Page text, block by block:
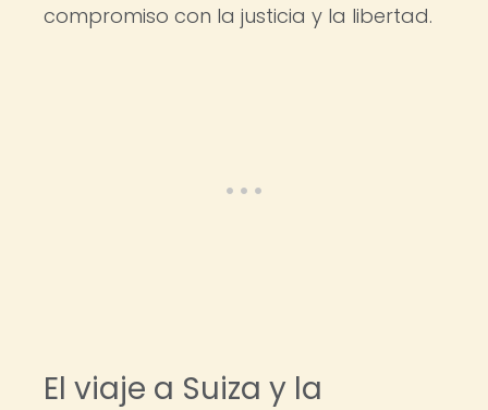
compromiso con la justicia y la libertad.
El viaje a Suiza y la